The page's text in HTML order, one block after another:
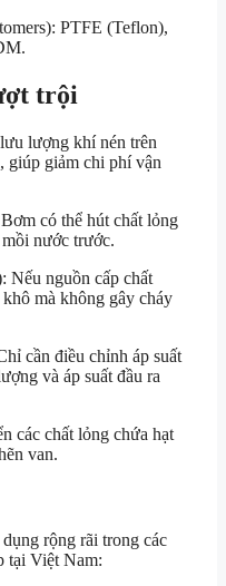
PTFE (Teflon),
trội
lượng khí nén trên
giúp giảm chi phí vận
có thể hút chất lỏng
nước trước.
Nếu nguồn cấp chất
mà không gây cháy
cần điều chỉnh áp suất
và áp suất đầu ra
các chất lỏng chứa hạt
van.
rộng rãi trong các
tại Việt Nam: